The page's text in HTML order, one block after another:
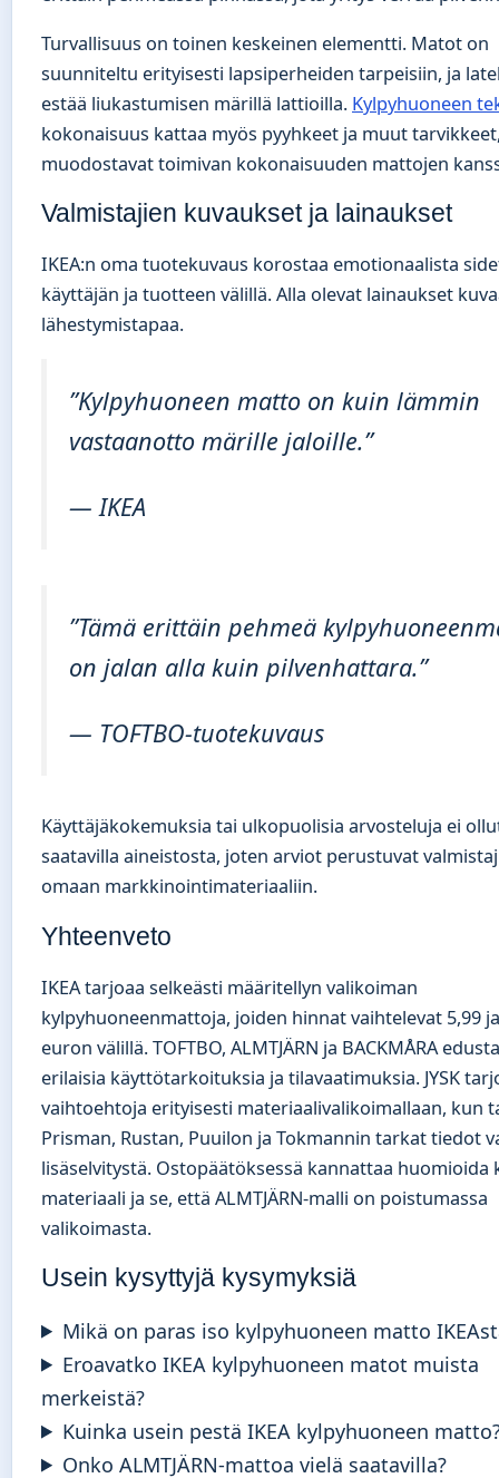
Turvallisuus on toinen keskeinen elementti. Matot on
suunniteltu erityisesti lapsiperheiden tarpeisiin, ja
estää liukastumisen märillä lattioilla. Kylpyhuoneen
kokonaisuus kattaa myös pyyhkeet ja muut
muodostavat toimivan kokonaisuuden mattojen
Valmistajien kuvaukset ja lainaukset
IKEA:n oma tuotekuvaus korostaa emotionaalista
käyttäjän ja tuotteen välillä. Alla olevat lainaukset
lähestymistapaa.
”Kylpyhuoneen matto on kuin lämmin
vastaanotto märille jaloille.”
— IKEA
”Tämä erittäin pehmeä
on jalan alla kuin pilvenhattara.”
— TOFTBO-tuotekuvaus
Käyttäjäkokemuksia tai ulkopuolisia arvosteluja ei
saatavilla aineistosta, joten arviot perustuvat
omaan markkinointimateriaaliin.
Yhteenveto
IKEA tarjoaa selkeästi määritellyn valikoiman
kylpyhuoneenmattoja, joiden hinnat vaihtelevat 5,99
euron välillä. TOFTBO, ALMTJÄRN ja BACKMÅRA
erilaisia käyttötarkoituksia ja tilavaatimuksia. JYSK
vaihtoehtoja erityisesti materiaalivalikoimallaan, kun
Prisman, Rustan, Puuilon ja Tokmannin tarkat tiedot
lisäselvitystä. Ostopäätöksessä kannattaa huomioida
materiaali ja se, että ALMTJÄRN-malli on poistumassa
valikoimasta.
Usein kysyttyjä kysymyksiä
Mikä on paras iso kylpyhuoneen matto
Eroavatko IKEA kylpyhuoneen matot muista
merkeistä?
Kuinka usein pestä IKEA kylpyhuoneen
Onko ALMTJÄRN-mattoa vielä saatavilla?